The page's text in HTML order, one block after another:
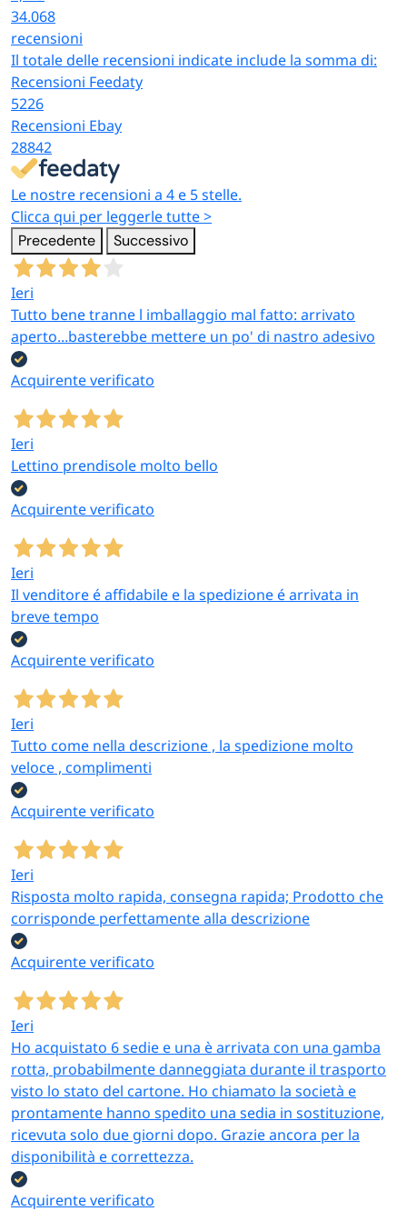
34.068
recensioni
Il totale delle recensioni indicate include la somma di:
Recensioni Feedaty
5226
Recensioni Ebay
28842
Le nostre recensioni a 4 e 5 stelle.
Clicca qui per leggerle tutte >
Precedente Successivo
Ieri
Tutto bene tranne l imballaggio mal fatto: arrivato
aperto...basterebbe mettere un po' di nastro adesivo
Acquirente verificato
Ieri
Lettino prendisole molto bello
Acquirente verificato
Ieri
Il venditore é affidabile e la spedizione é arrivata in
breve tempo
Acquirente verificato
Ieri
Tutto come nella descrizione , la spedizione molto
veloce , complimenti
Acquirente verificato
Ieri
Risposta molto rapida, consegna rapida; Prodotto che
corrisponde perfettamente alla descrizione
Acquirente verificato
Ieri
Ho acquistato 6 sedie e una è arrivata con una gamba
rotta, probabilmente danneggiata durante il trasporto
visto lo stato del cartone. Ho chiamato la società e
prontamente hanno spedito una sedia in sostituzione,
ricevuta solo due giorni dopo. Grazie ancora per la
disponibilità e correttezza.
Acquirente verificato